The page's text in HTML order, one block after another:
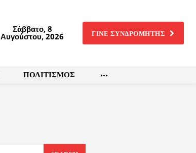
Σάββατο, 8
Αυγούστου, 2026 ΓΙΝΕ ΣΥΝΔΡΟΜΗΤΗΣ
ΠΟΛΙΤΙΣΜΟΣ